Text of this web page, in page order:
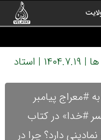
برنامه کامل | آفتاب و سایه ها | ۱۴۰۴.۷.۱۹ | استاد
#معراج پیامبر
#خدا» در کتاب
دارد؟ چرا در